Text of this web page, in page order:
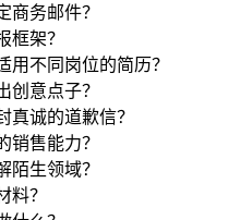
商务邮件？
框架？
用不同岗位的简历？
创意点子？
真诚的道歉信？
销售能力？
陌生领域？
料？